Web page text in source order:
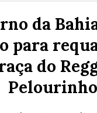
da
para
do
Pelourinho